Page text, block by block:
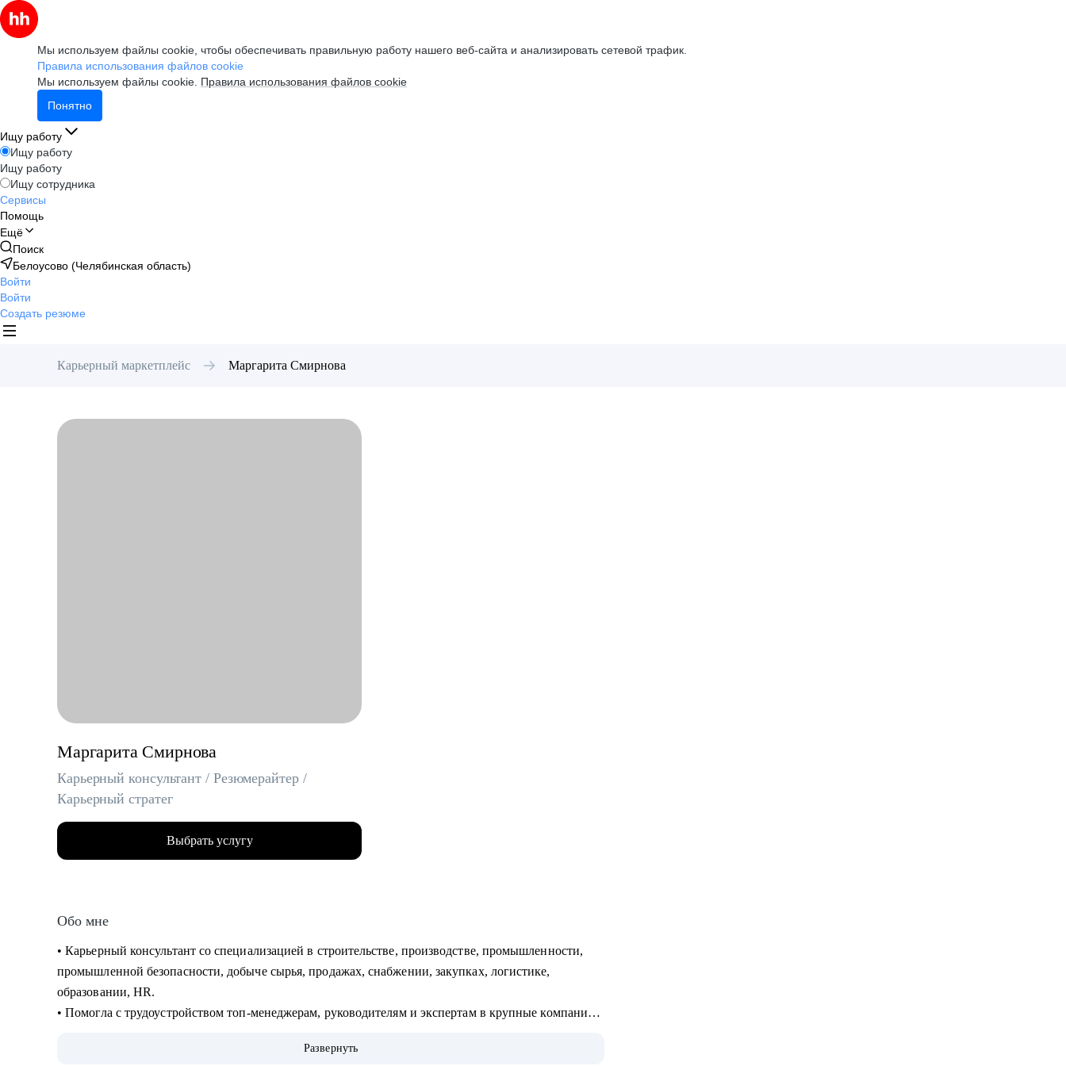
Мы используем файлы cookie, чтобы обеспечивать правильную работу нашего веб-сайта и анализировать сетевой трафик.
Правила использования файлов cookie
Мы используем файлы cookie. Правила использования файлов cookie
Понятно
Ищу работу
Ищу работу
Ищу работу
Ищу сотрудника
Сервисы
Помощь
Ещё
Поиск
Белоусово (Челябинская область)
Войти
Войти
Создать резюме
Карьерный маркетплейс Маргарита Смирнова
Маргарита Смирнова
Карьерный консультант / Резюмерайтер /
Карьерный стратег
Выбрать услугу
Обо мне
• Карьерный консультант со специализацией в строительстве, производстве, промышленности,
промышленной безопасности, добыче сырья, продажах, снабжении, закупках, логистике,
образовании, HR.
• Помогла с трудоустройством топ-менеджерам, руководителям и экспертам в крупные компании:
• 15 лет в HR и 8 лет в карьерном консультировании.
Развернуть